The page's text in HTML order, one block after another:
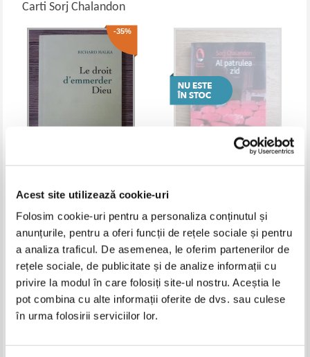
Acest site utilizează cookie-uri
Folosim cookie-uri pentru a personaliza conținutul și
anunțurile, pentru a oferi funcții de rețele sociale și pentru
a analiza traficul. De asemenea, le oferim partenerilor de
rețele sociale, de publicitate și de analize informații cu
privire la modul în care folosiți site-ul nostru. Aceștia le
pot combina cu alte informații oferite de dvs. sau culese
în urma folosirii serviciilor lor.
Carti Sorj Chalandon
-35%
salaud
Pret:34,00Lei 22,10 Lei
Adaugă în coș